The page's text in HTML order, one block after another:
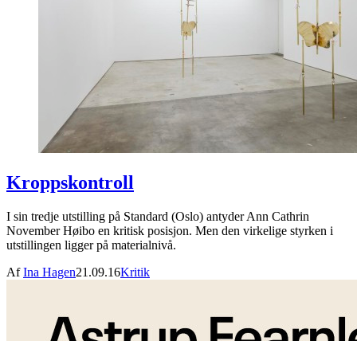
Kroppskontroll
I sin tredje utstilling på Standard (Oslo) antyder Ann Cathrin
November Høibo en kritisk posisjon. Men den virkelige styrken i
utstillingen ligger på materialnivå.
AfIna Hagen21.09.16Kritik